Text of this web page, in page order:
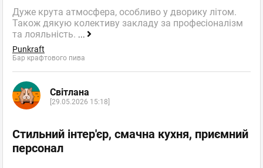
пожаловаться
ответить
facebook
Тая Шпратова
16.09.2024 17:20
Крутий персонал атмосфера та піца супер!
Дуже крута атмосфера, особливо у дворику літом.
Також дякую колективу закладу за професіоналізм
та лояльність. ...
Punkraft
Бар крафтового пива
Світлана
[29.05.2026 15:18]
Стильний інтер'єр, смачна кухня, приємний
персонал